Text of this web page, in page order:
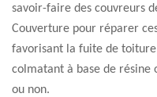
savoir-faire des couvreurs
Couverture pour réparer
favorisant la fuite de
colmatant à base de résine
ou non.